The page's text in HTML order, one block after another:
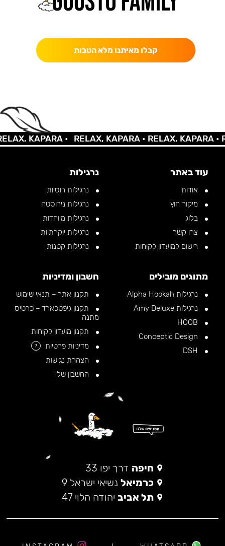
קבלו מאיתנו מלא הטבות
KAPARA • RELAX, KAPARA •RELAX, KAPARA •
עוד באתר
אודות
מיקור חוץ
בלוג
צרו קשר
רישום למועדון לקוחות
נרגילות
נרגילות רוסיות
נרגילות נירוסטה
נרגילות מיוחדות
נרגילות יוקרתיות
נרגילות קטנות
מתוגים מובילים
נרגילות Alpha Hookah
נרגילות Amy Deluxe
חשבון ומדיניות
תקנון אתר – תנאי שימוש
תקנון גיפטכארד – כרטיס
מתנה
תקנון מועדון לקוחות
מדיניות פרטיות
?
הצהרת נגישות
החשבון שלי
חיפה דרך יפו 33
כרמיאל נשיאי ישראל 9
תל אביב יהודה הלוי 47